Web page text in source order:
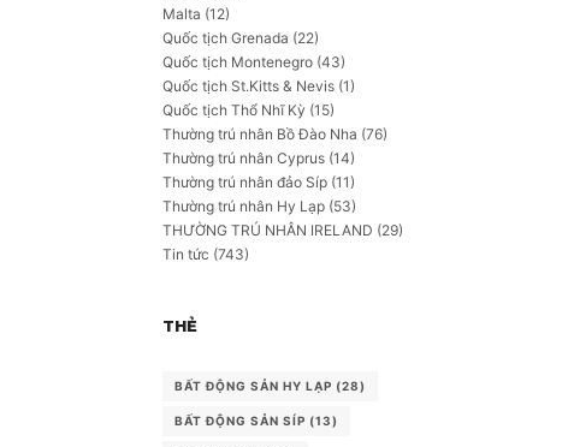
Malta (12)
Quốc tịch Grenada (22)
Quốc tịch Montenegro (43)
Quốc tịch St.Kitts & Nevis (1)
Quốc tịch Thổ Nhĩ Kỳ (15)
Thường trú nhân Bồ Đào Nha (76)
Thường trú nhân Cyprus (14)
Thường trú nhân đảo Síp (11)
Thường trú nhân Hy Lạp (53)
THƯỜNG TRÚ NHÂN IRELAND (29)
Tin tức (743)
THẺ
BẤT ĐỘNG SẢN HY LẠP (28)
BẤT ĐỘNG SẢN SÍP (13)